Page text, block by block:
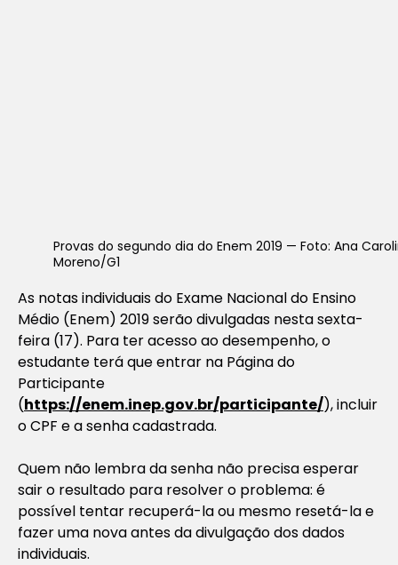
Provas do segundo dia do Enem 2019 — Foto: Ana
Moreno/G1
As notas individuais do Exame Nacional do Ensino
Médio (Enem) 2019 serão divulgadas nesta sexta-
feira (17). Para ter acesso ao desempenho, o
estudante terá que entrar na Página do
Participante
(https://enem.inep.gov.br/participante/), incluir
o CPF e a senha cadastrada.
Quem não lembra da senha não precisa esperar
sair o resultado para resolver o problema: é
possível tentar recuperá-la ou mesmo resetá-la e
fazer uma nova antes da divulgação dos dados
individuais.